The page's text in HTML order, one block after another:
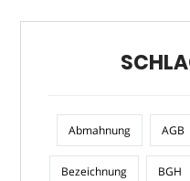
Abmahnung AGB
Bezeichnung BGH